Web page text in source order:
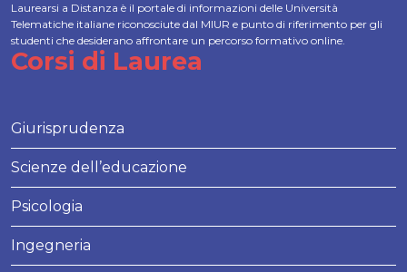
Laurearsi a Distanza è il portale di informazioni delle Università
Telematiche italiane riconosciute dal MIUR e punto di riferimento per gli
studenti che desiderano affrontare un percorso formativo online.
Corsi di Laurea
Giurisprudenza
Scienze dell’educazione
Psicologia
Ingegneria